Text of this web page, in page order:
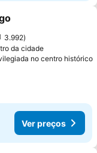
favoritos
3.992
da cidade
no centro histórico
Ver preços